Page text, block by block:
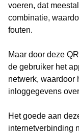
voeren, dat
combinatie,
fouten.
Maar door deze
de gebruiker het
netwerk, waardoor
inloggegevens
Het goede aan
internetverbinding